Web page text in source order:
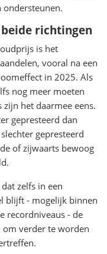
ondersteunen.
richtingen
is het
vooral na een
in 2025. Als
nog meer moeten
het daarmee eens.
gepresteerd dan
gepresteerd
of zijwaarts bewoog
zelfs in een
blijft - mogelijk binnen
recordniveaus - de
om verder te worden